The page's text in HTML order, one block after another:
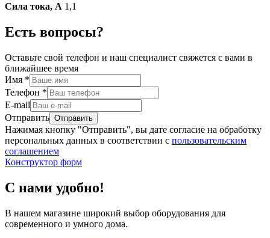
Сила тока, А 1,1
Есть вопросы?
Оставьте свой телефон и наш специалист свяжется с вами в
ближайшее время
Имя *
Телефон *
E-mail
Отправить
Нажимая кнопку "Отправить", вы дате согласие на обработку
персональных данных в соответствии с пользовательским
соглашением
Конструктор форм
С нами удобно!
В нашем магазине широкий выбор оборудования для
современного и умного дома.